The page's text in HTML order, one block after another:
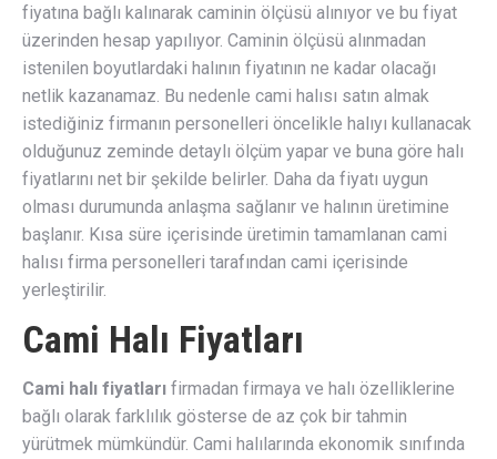
fiyatına bağlı kalınarak caminin ölçüsü alınıyor ve bu fiyat
üzerinden hesap yapılıyor. Caminin ölçüsü alınmadan
istenilen boyutlardaki halının fiyatının ne kadar olacağı
netlik kazanamaz. Bu nedenle cami halısı satın almak
istediğiniz firmanın personelleri öncelikle halıyı kullanacak
olduğunuz zeminde detaylı ölçüm yapar ve buna göre halı
fiyatlarını net bir şekilde belirler. Daha da fiyatı uygun
olması durumunda anlaşma sağlanır ve halının üretimine
başlanır. Kısa süre içerisinde üretimin tamamlanan cami
halısı firma personelleri tarafından cami içerisinde
yerleştirilir.
Cami Halı Fiyatları
Cami halı fiyatları firmadan firmaya ve halı özelliklerine
bağlı olarak farklılık gösterse de az çok bir tahmin
yürütmek mümkündür. Cami halılarında ekonomik sınıfında